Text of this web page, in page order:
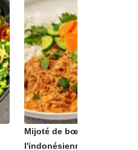
Mijoté de bœuf au lait de
l'indonésienne